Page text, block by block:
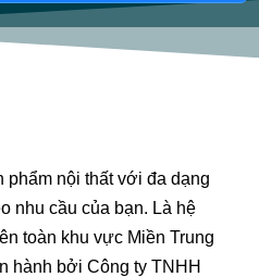
phẩm nội thất với đa dạng
nhu cầu của bạn. Là hệ
toàn khu vực Miền Trung
hành bởi Công ty TNHH